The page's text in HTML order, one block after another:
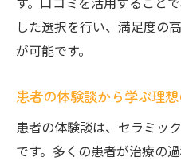
した選択を行い、満足度の
が可能です。
患者の体験談から学ぶ理
患者の体験談は、セラミッ
です。多くの患者が治療の